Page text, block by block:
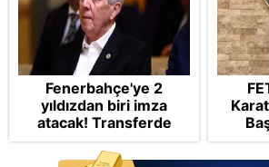
Fenerbahçe'ye 2
yıldızdan biri imza
atacak! Transferde
golcü harekatı...